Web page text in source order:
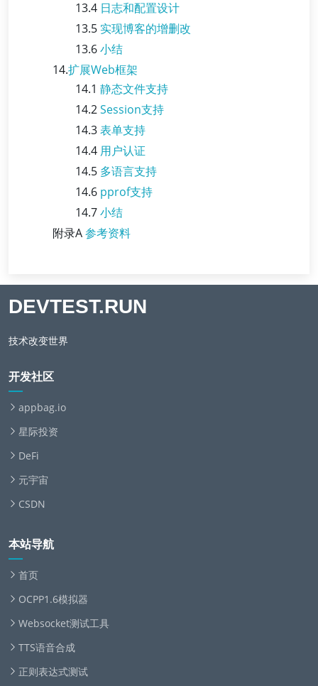
13.4 日志和配置设计
13.5 实现博客的增删改
13.6小结
14.扩展Web框架
14.1 静态文件支持
14.2Session支持
14.3表单支持
14.4 用户认证
14.5 多语言支持
14.6 pprof支持
14.7小结
附录A参考资料
DEVTEST.RUN
技术改变世界
开发社区
appbag.io
星际投资
DeFi
元宇宙
CSDN
本站导航
首页
OCPP1.6模拟器
Websocket测试工具
TTS语音合成
正则表达式测试